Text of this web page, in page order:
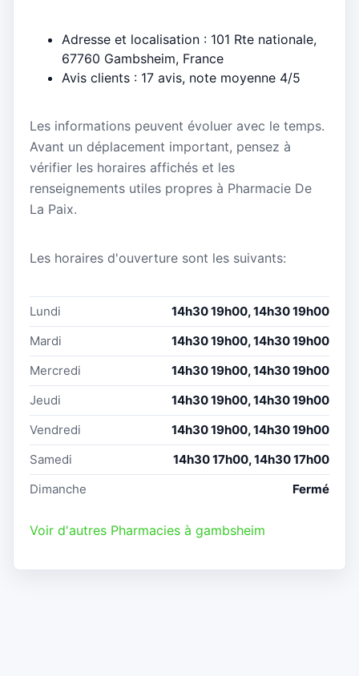
Adresse et localisation : 101 Rte nationale,
67760 Gambsheim, France
Avis clients : 17 avis, note moyenne 4/5
Les informations peuvent évoluer avec le temps.
Avant un déplacement important, pensez à
vérifier les horaires affichés et les
renseignements utiles propres à Pharmacie De
La Paix.
Les horaires d'ouverture sont les suivants:
Lundi
14h30 19h00, 14h30 19h00
Mardi
14h30 19h00, 14h30 19h00
Mercredi
14h30 19h00, 14h30 19h00
Jeudi
14h30 19h00, 14h30 19h00
Vendredi
14h30 19h00, 14h30 19h00
Samedi
14h30 17h00, 14h30 17h00
Dimanche
Fermé
Voir d'autres Pharmacies à gambsheim